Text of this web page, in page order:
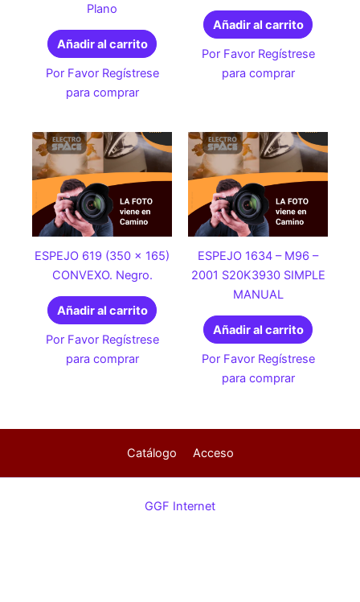
Plano
Añadir al carrito
Por Favor Regístrese
para comprar
Añadir al carrito
Por Favor Regístrese
para comprar
ESPEJO 619 (350 x 165)
CONVEXO. Negro.
Añadir al carrito
Por Favor Regístrese
para comprar
ESPEJO 1634 – M96 –
2001 S20K3930 SIMPLE
MANUAL
Añadir al carrito
Por Favor Regístrese
para comprar
Catálogo Acceso
GGF Internet